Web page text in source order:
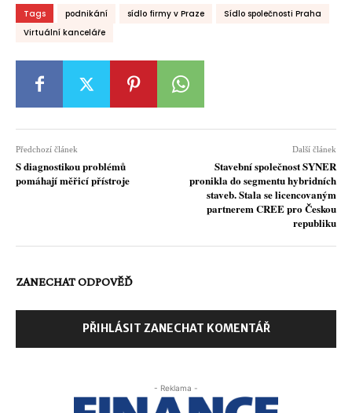
Tags podnikání sídlo firmy v Praze
Sídlo společnosti Praha
Virtuální kanceláře
Předchozí článek
S diagnostikou problémů
pomáhají měřicí přístroje
Další článek
Stavební společnost SYNER
pronikla do segmentu hybridních
staveb. Stala se licencovaným
partnerem CREE pro Českou
republiku
ZANECHAT ODPOVĚĎ
PŘIHLÁSIT ZANECHAT KOMENTÁŘ
- Reklama -